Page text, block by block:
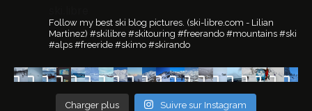
Follow my best ski blog pictures. (ski-libre.com - Lilian
Martinez) #skilibre #skitouring #freerando #mountains #ski
#alps #freeride #skimo #skirando
Charger plus Suivre sur Instagram